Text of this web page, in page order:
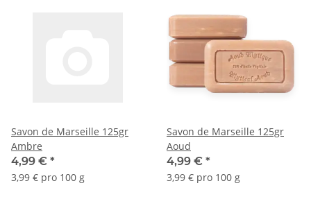
Savon de Marseille 125gr
Ambre
4,99 € *
3,99 € pro 100 g
Savon de Marseille 125gr
Aoud
4,99 € *
3,99 € pro 100 g